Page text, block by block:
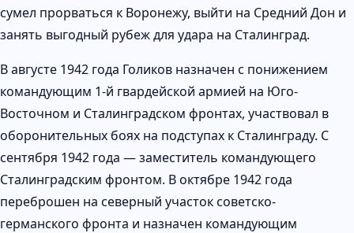
сумел прорваться к Воронежу, выйти на Средний Дон и
занять выгодный рубеж для удара на Сталинград.
В августе 1942 года Голиков назначен с понижением
командующим 1-й гвардейской армией на Юго-
Восточном и Сталинградском фронтах, участвовал в
оборонительных боях на подступах к Сталинграду. С
сентября 1942 года — заместитель командующего
Сталинградским фронтом. В октябре 1942 года
переброшен на северный участок советско-
германского фронта и назначен командующим